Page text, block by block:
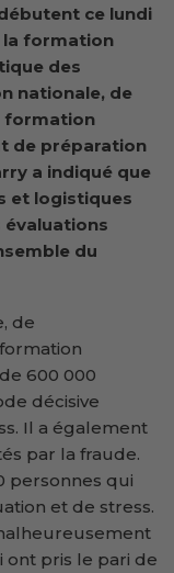
ce lundi
la formation
des
nationale, de
formation
de préparation
a indiqué que
et logistiques
du
de
600 000
décisive
Il a également
par la fraude.
personnes qui
et de stress.
pris le pari de